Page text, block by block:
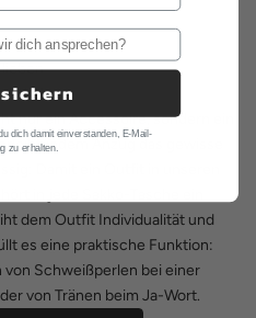
nur ein Accessoire, sondern ein
jedem Anzug das gewisse
dem Outfit Individualität und
es eine praktische Funktion:
Schweißperlen bei einer
von Tränen beim Ja-Wort.
dich damit einverstanden, E-Mail-
zu erhalten.